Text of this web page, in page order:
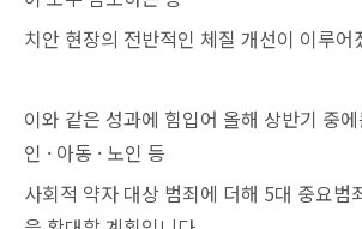
치안 현장의 전반적인 체질 개선이 이루어
이와 같은 성과에 힘입어 올해 상반기 중
인 · 아동 · 노인 등
사회적 약자 대상 범죄에 더해 5대 중요범